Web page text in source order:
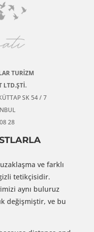
TURİZM
LTD.ŞTİ.
SK 54 / 7
28
ve farklı
gizli tetikçisidir.
aynı buluruz
değişmiştir, ve bu